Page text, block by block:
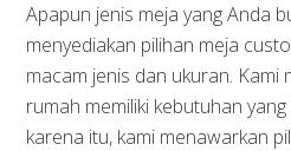
Apapun jenis meja yang Anda
menyediakan pilihan meja
macam jenis dan ukuran. Kami
rumah memiliki kebutuhan
karena itu, kami menawarkan